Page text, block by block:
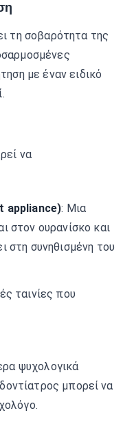
τη σοβαρότητα της
με έναν ειδικό
να
appliance): Μια
στον ουρανίσκο και
στη συνηθισμένη του
ταινίες που
ψυχολογικά
μπορεί να